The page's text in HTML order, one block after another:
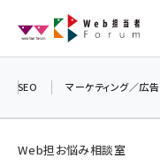
ン
SEO マーケティング／広告
Web担お悩み相談室